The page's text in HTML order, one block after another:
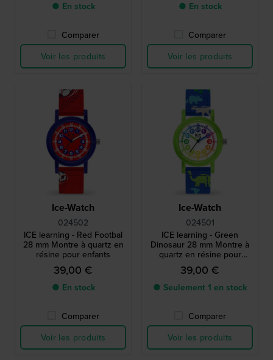
● En stock
Comparer
Voir les produits
● En stock
Comparer
Voir les produits
Ice-Watch
024502
ICE learning - Red Footbal
28 mm Montre à quartz en
résine pour enfants
39,00 €
● En stock
Comparer
Voir les produits
Ice-Watch
024501
ICE learning - Green
Dinosaur 28 mm Montre à
quartz en résine pour
enfants
39,00 €
● Seulement 1 en stock
Comparer
Voir les produits